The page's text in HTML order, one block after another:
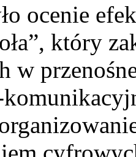
ocenie
który
w